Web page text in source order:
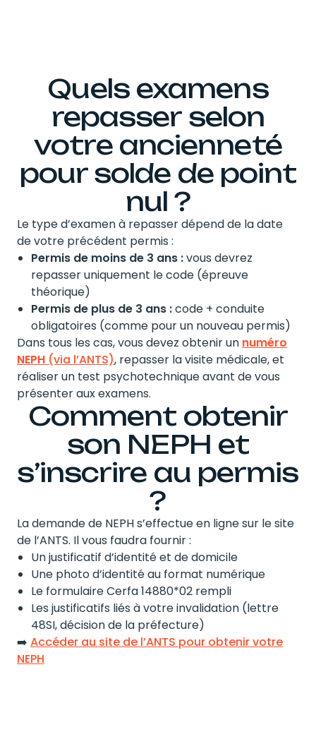
Quels examens
repasser selon
votre ancienneté
pour solde de point
nul ?
Le type d’examen à repasser dépend de la date
de votre précédent permis :
Permis de moins de 3 ans :vous devrez
repasser uniquement le code (épreuve
théorique)
Permis de plus de 3 ans :code + conduite
obligatoires (comme pour un nouveau permis)
Dans tous les cas, vous devez obtenir un numéro
NEPH (via l’ANTS), repasser la visite médicale, et
réaliser un test psychotechnique avant de vous
présenter aux examens.
Comment obtenir
son NEPH et
s’inscrire au permis
?
La demande de NEPH s’effectue en ligne sur le site
de l’ANTS. Il vous faudra fournir :
Un justificatif d’identité et de domicile
Une photo d’identité au format numérique
Le formulaire Cerfa 14880*02 rempli
Les justificatifs liés à votre invalidation (lettre
48SI, décision de la préfecture)
➡️ Accéder au site de l’ANTS pour obtenir votre
NEPH